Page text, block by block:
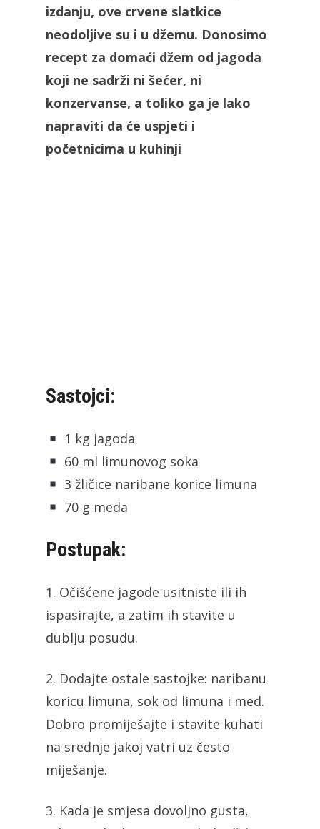
izdanju, ove crvene slatkice
neodoljive su i u džemu. Donosimo
recept za domaći džem od jagoda
koji ne sadrži ni šećer, ni
konzervanse, a toliko ga je lako
napraviti da će uspjeti i
početnicima u kuhinji
Sastojci:
1 kg jagoda
60 ml limunovog soka
3 žličice naribane korice limuna
70 g meda
Postupak:
1. Očišćene jagode usitniste ili ih
ispasirajte, a zatim ih stavite u
dublju posudu.
2. Dodajte ostale sastojke: naribanu
koricu limuna, sok od limuna i med.
Dobro promiješajte i stavite kuhati
na srednje jakoj vatri uz često
miješanje.
3. Kada je smjesa dovoljno gusta,